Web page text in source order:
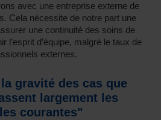
avec une entreprise externe de
Cela nécessite de notre part une
une continuité des soins de
l’esprit d’équipe, malgré le taux de
externes.
gravité des cas que
largement les
courantes"